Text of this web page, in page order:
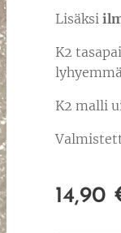
Lisäksi
K2
K2 malli
14,90